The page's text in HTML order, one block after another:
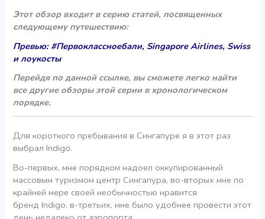
Этот обзор входит в серию статей, посвященных
следующему путешествию:
Превью: #Первоклассноебали, Singapore Airlines, Swiss
и лоукосты
Перейдя по данной ссылке, вы сможете легко найти
все другие обзоры этой серии в хронологическом
порядке.
Для короткого пребывания в Сингапуре я в этот раз
выбрал Indigo.
Во-первых, мне порядком надоел оккупированный
массовым туризмом центр Сингапура, во-вторых мне по
крайней мере своей необычностью нравится
бренд Indigo, в-третьих, мне было удобнее провести этот